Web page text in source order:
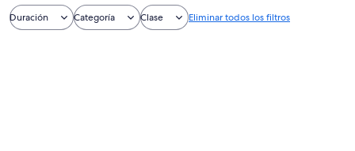
Duración Categoría Clase Eliminar todos los filtros